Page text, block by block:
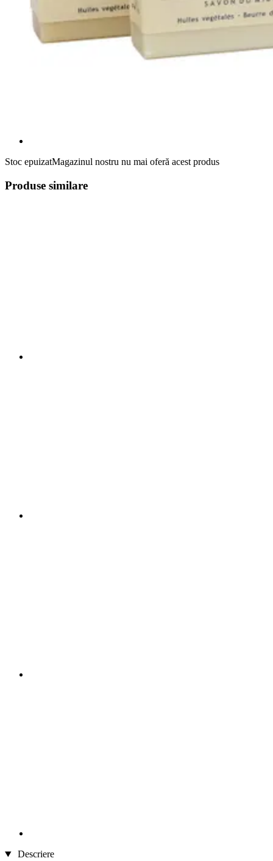
Stoc epuizatMagazinul nostru nu mai oferă acest produs
Produse similare
Descriere